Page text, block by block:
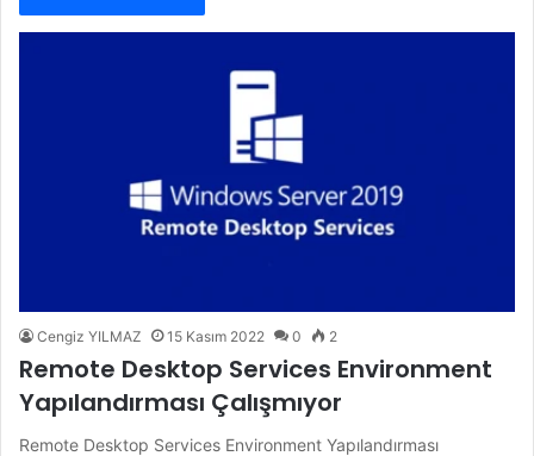
Cengiz YILMAZ 15 Kasım 2022 0 2
Remote Desktop Services Environment
Yapılandırması Çalışmıyor
Remote Desktop Services Environment Yapılandırması